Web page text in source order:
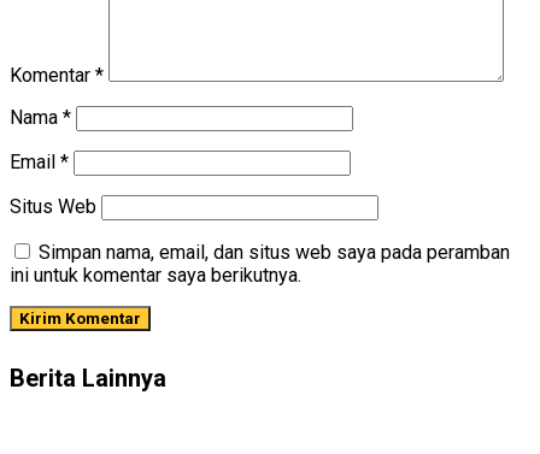
Komentar *
Nama *
Email *
Situs Web
Simpan nama, email, dan situs web saya pada peramban
ini untuk komentar saya berikutnya.
Berita Lainnya